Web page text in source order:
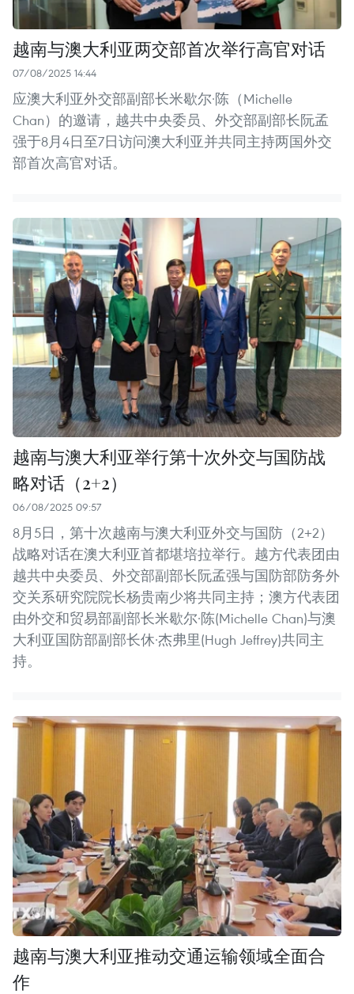
越南与澳大利亚两交部首次举行高官对话
07/08/2025 14:44
应澳大利亚外交部副部长米歇尔·陈（Michelle
Chan）的邀请，越共中央委员、外交部副部长阮孟
强于8月4日至7日访问澳大利亚并共同主持两国外交
部首次高官对话。
越南与澳大利亚举行第十次外交与国防战
略对话（2+2）
06/08/2025 09:57
8月5日，第十次越南与澳大利亚外交与国防（2+2）
战略对话在澳大利亚首都堪培拉举行。越方代表团由
越共中央委员、外交部副部长阮孟强与国防部防务外
交关系研究院院长杨贵南少将共同主持；澳方代表团
由外交和贸易部副部长米歇尔·陈(Michelle Chan)与澳
大利亚国防部副部长休·杰弗里(Hugh Jeffrey)共同主
持。
越南与澳大利亚推动交通运输领域全面合
作